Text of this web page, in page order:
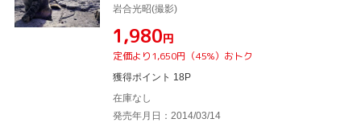
岩合光昭(撮影)
¥1,980円
定価より1,650円（45%）おトク
獲得ポイント 18P
在庫なし
発売年月日：2014/03/14